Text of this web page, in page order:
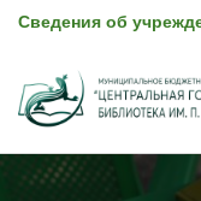
Сведения об